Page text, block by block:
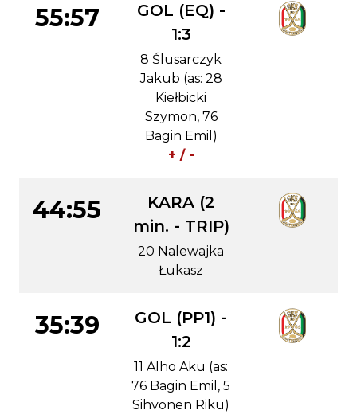
55:57
GOL (EQ) -
1:3
8 Ślusarczyk
Jakub (as: 28
Kiełbicki
Szymon, 76
Bagin Emil)
+ / -
44:55
KARA (2
min. - TRIP)
20 Nalewajka
Łukasz
35:39
GOL (PP1) -
1:2
11 Alho Aku (as:
76 Bagin Emil, 5
Sihvonen Riku)